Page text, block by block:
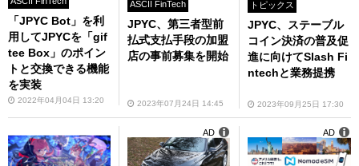
「JPYC Bot」を利
用してJPYCを「gif
tee Box」のポイン
トと交換できる機能
を実装
2022年04月04日 13:20
ASCII FinTech
JPYC、第三者型前
払式支払手段の加盟
店の事前募集を開始
2023年07月24日 14:45
トピックス
JPYC、ステーブル
コイン決済の普及促
進に向けてSlash Fi
ntechと業務提携
2023年09月25日 17:30
AD AD